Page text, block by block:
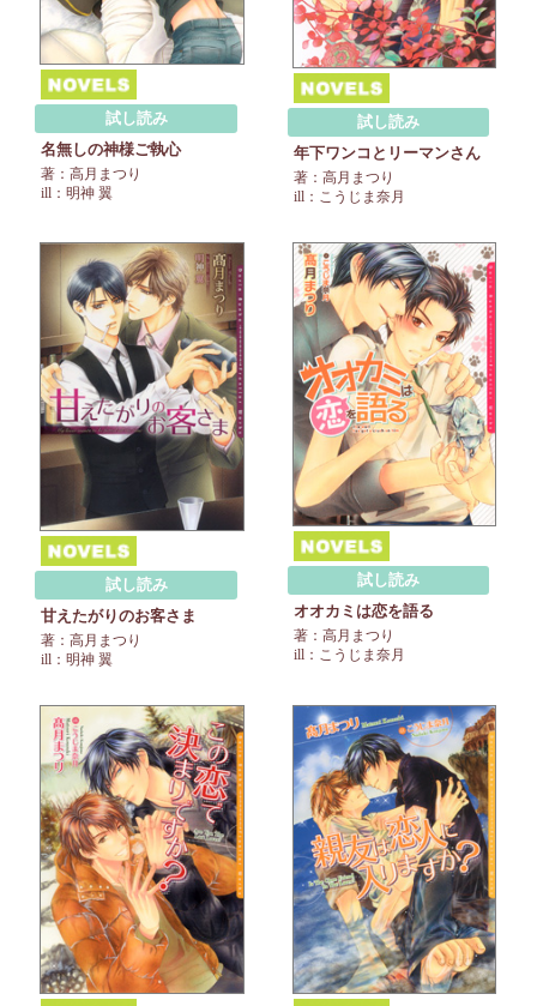
試し読み
名無しの神様ご執心
著：高月まつり
ill：明神 翼
試し読み
年下ワンコとリーマンさん
著：高月まつり
ill：こうじま奈月
試し読み
甘えたがりのお客さま
著：高月まつり
ill：明神 翼
試し読み
オオカミは恋を語る
著：高月まつり
ill：こうじま奈月